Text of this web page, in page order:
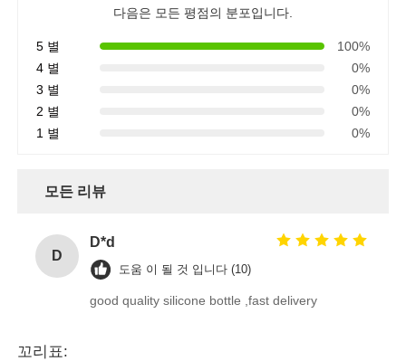
다음은 모든 평점의 분포입니다.
5 별
100%
4 별
0%
3 별
0%
2 별
0%
1 별
0%
모든 리뷰
D
D*d
도움 이 될 것 입니다 (10)
good quality silicone bottle ,fast delivery
꼬리표: